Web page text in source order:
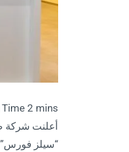
أعلنت شركة
“سيلز فورس”،